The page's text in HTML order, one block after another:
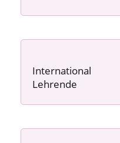
International
Lehrende